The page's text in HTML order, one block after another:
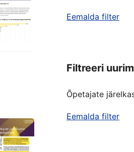
Eemalda filter
Filtreeri
Õpetajate
Eemalda filter